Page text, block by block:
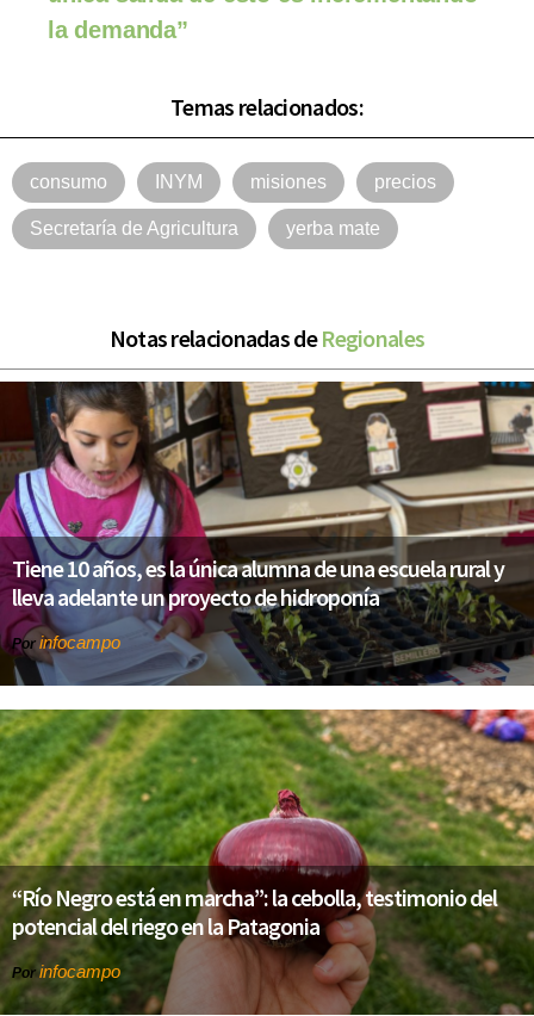
la demanda”
Temas relacionados:
consumo INYM misiones precios
Secretaría de Agricultura yerba mate
Notas relacionadas deRegionales
Tiene 10 años, es la única alumna de una escuela rural y
lleva adelante un proyecto de hidroponía
Por infocampo
“Río Negro está en marcha”: la cebolla, testimonio del
potencial del riego en la Patagonia
Por infocampo